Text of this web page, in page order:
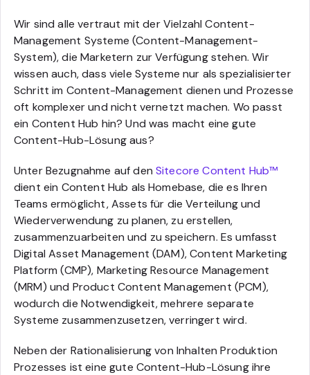
Wir sind alle vertraut mit der Vielzahl Content-
Management Systeme (Content-Management-
System), die Marketern zur Verfügung stehen. Wir
wissen auch, dass viele Systeme nur als spezialisierter
Schritt im Content-Management dienen und Prozesse
oft komplexer und nicht vernetzt machen. Wo passt
ein Content Hub hin? Und was macht eine gute
Content-Hub-Lösung aus?
Unter Bezugnahme auf denSitecore Content Hub™
dient ein Content Hub als Homebase, die es Ihren
Teams ermöglicht, Assets für die Verteilung und
Wiederverwendung zu planen, zu erstellen,
zusammenzuarbeiten und zu speichern. Es umfasst
Digital Asset Management (DAM), Content Marketing
Platform (CMP), Marketing Resource Management
(MRM) und Product Content Management (PCM),
wodurch die Notwendigkeit, mehrere separate
Systeme zusammenzusetzen, verringert wird.
Neben der Rationalisierung von Inhalten Produktion
Prozesses ist eine gute Content-Hub-Lösung ihre